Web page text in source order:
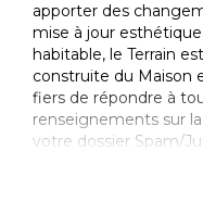
apporter des
mise à jour
habitable, le Terrain
construite du Maison
fiers de répondre à
renseignements sur
votre dossier Spam/